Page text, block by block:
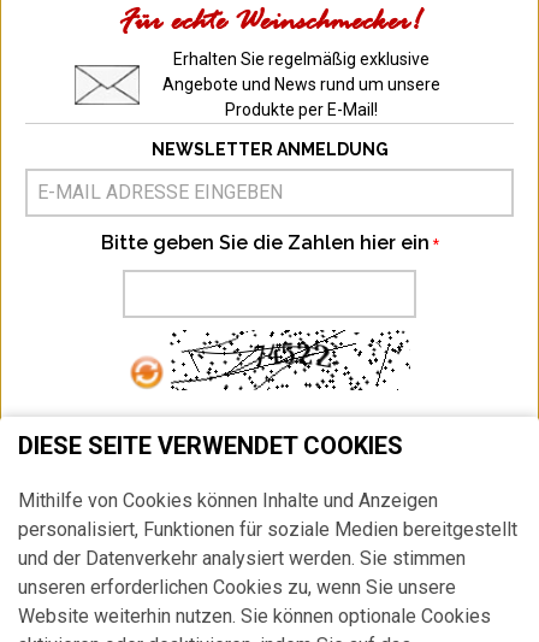
Für echte Weinschmecker!
Erhalten Sie regelmäßig exklusive
Angebote und News rund um unsere
Produkte per E-Mail!
NEWSLETTER ANMELDUNG
Bitte geben Sie die Zahlen hier ein
ABONNIEREN
Ich habe die
HIER können Sie Ihr Newsletter Abonnement jederzeit widerrufen.
DIESE SEITE VERWENDET COOKIES
Mithilfe von Cookies können Inhalte und Anzeigen
personalisiert, Funktionen für soziale Medien bereitgestellt
und der Datenverkehr analysiert werden. Sie stimmen
unseren erforderlichen Cookies zu, wenn Sie unsere
Website weiterhin nutzen. Sie können optionale Cookies